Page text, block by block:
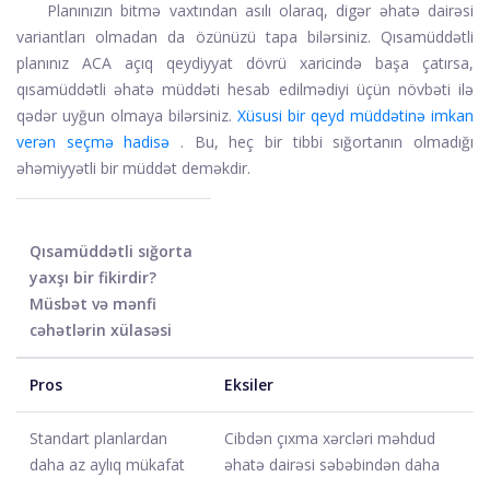
Planınızın bitmə vaxtından asılı olaraq, digər əhatə dairəsi
variantları olmadan da özünüzü tapa bilərsiniz. Qısamüddətli
planınız ACA açıq qeydiyyat dövrü xaricində başa çatırsa,
qısamüddətli əhatə müddəti hesab edilmədiyi üçün növbəti ilə
qədər uyğun olmaya bilərsiniz. Xüsusi bir qeyd müddətinə imkan
verən seçmə hadisə
. Bu, heç bir tibbi sığortanın olmadığı
əhəmiyyətli bir müddət deməkdir.
Qısamüddətli sığorta
yaxşı bir fikirdir?
Müsbət və mənfi
cəhətlərin xülasəsi
Pros Eksiler
Standart planlardan
daha az aylıq mükafat
Cibdən çıxma xərcləri məhdud
əhatə dairəsi səbəbindən daha